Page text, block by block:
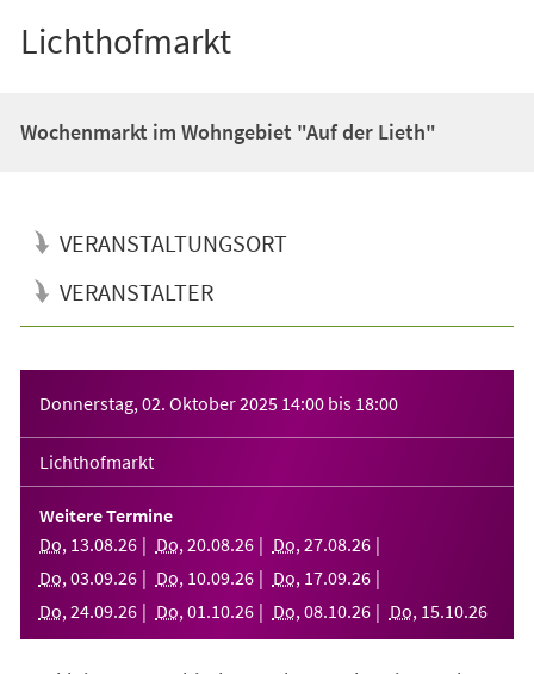
Lichthofmarkt
Wochenmarkt im Wohngebiet "Auf der Lieth"
VERANSTALTUNGSORT
VERANSTALTER
Donnerstag, 02. Oktober 2025 14:00 bis 18:00
Lichthofmarkt
Weitere Termine
Do, 13.08.26 Do, 20.08.26 Do, 27.08.26
Do, 03.09.26 Do, 10.09.26 Do, 17.09.26
Do, 24.09.26 Do, 01 .10.26 Do, 08.10.26 Do, 15.10.26